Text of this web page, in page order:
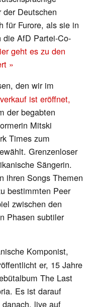
der Deutschen
für Furore, als sie in
die AfD Partei-Co-
geht es zu den
»
den wir im
ist eröffnet,
der begabten
Mitski
Times zum
Grenzenloser
Sängerin.
ihren Songs Themen
bestimmten Peer
zwischen den
Phasen subtiler
Komponist,
er, 15 Jahre
The Last
Es ist darauf
live auf